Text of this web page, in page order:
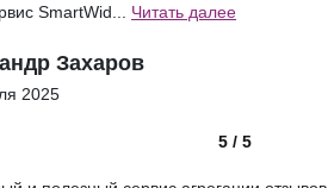
SmartWid... Читать далее
Захаров
2025
5 / 5